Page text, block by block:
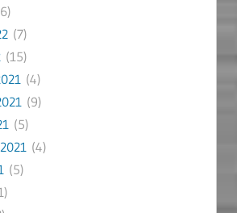
(7)
(15)
(4)
(9)
(5)
(4)
(5)